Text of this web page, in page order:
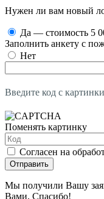
Нужен ли вам новый
Да — стоимость 5
Заполнить анкету с
Нет
Введите код с картинки
Поменять картинку
Согласен на
Отправить
Мы получили Вашу
Вами. Спасибо!